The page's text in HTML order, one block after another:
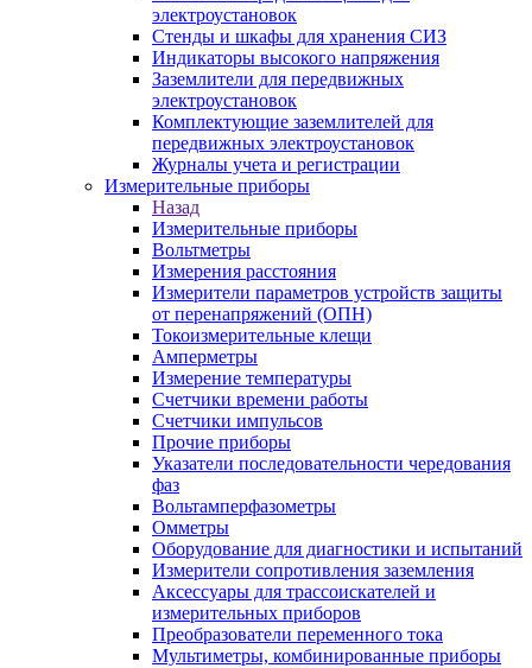
электроустановок
Стенды и шкафы для хранения СИЗ
Индикаторы высокого напряжения
Заземлители для передвижных
электроустановок
Комплектующие заземлителей для
передвижных электроустановок
Журналы учета и регистрации
Измерительные приборы
Назад
Измерительные приборы
Вольтметры
Измерения расстояния
Измерители параметров устройств защиты
от перенапряжений (ОПН)
Токоизмерительные клещи
Амперметры
Измерение температуры
Счетчики времени работы
Счетчики импульсов
Прочие приборы
Указатели последовательности чередования
фаз
Вольтамперфазометры
Омметры
Оборудование для диагностики и испытаний
Измерители сопротивления заземления
Аксессуары для трассоискателей и
измерительных приборов
Преобразователи переменного тока
Мультиметры, комбинированные приборы